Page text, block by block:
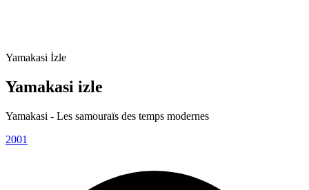
Yamakasi İzle
Yamakasi izle
Yamakasi - Les samouraïs des temps modernes
2001